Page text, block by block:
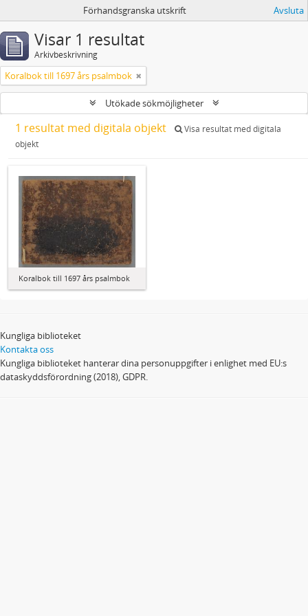
Förhandsgranska utskrift Avsluta
Visar 1 resultat
Arkivbeskrivning
Koralbok till 1697 års psalmbok
Utökade sökmöjligheter
1 resultat med digitala objekt
Visa resultat med digitala
objekt
Koralbok till 1697 års psalmbok
Kungliga biblioteket
Kontakta oss
Kungliga biblioteket hanterar dina personuppgifter i enlighet med EU:s
dataskyddsförordning (2018), GDPR.